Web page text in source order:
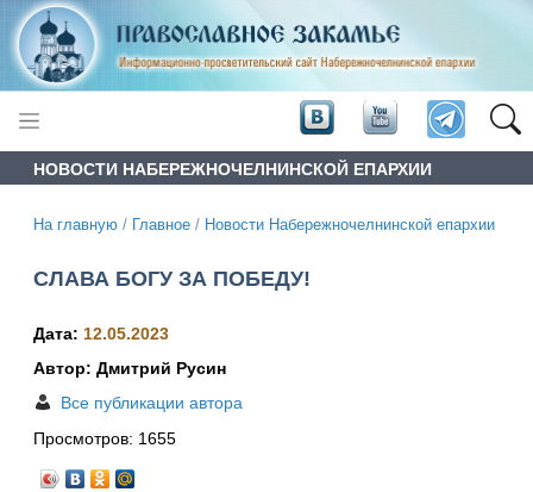
НОВОСТИ НАБЕРЕЖНОЧЕЛНИНСКОЙ ЕПАРХИИ
На главную / Главное / Новости Набережночелнинской епархии
СЛАВА БОГУ ЗА ПОБЕДУ!
Дата: 12.05.2023
Автор: Дмитрий Русин
Все публикации автора
Просмотров: 1655